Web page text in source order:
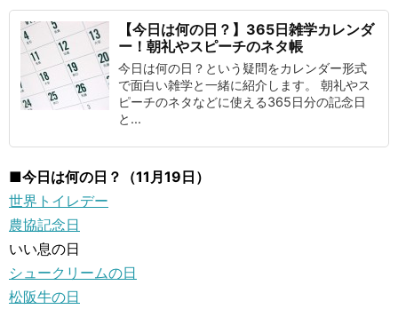
【今日は何の日？】365日雑学カレンダ
ー！朝礼やスピーチのネタ帳
今日は何の日？という疑問をカレンダー形式
で面白い雑学と一緒に紹介します。 朝礼やス
ピーチのネタなどに使える365日分の記念日
と...
■今日は何の日？（11月19日）
世界トイレデー
農協記念日
いい息の日
シュークリームの日
松阪牛の日